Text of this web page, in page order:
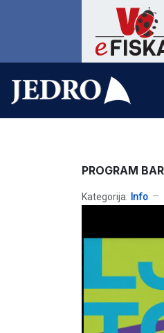
PROGRAM
Kategorija: Info